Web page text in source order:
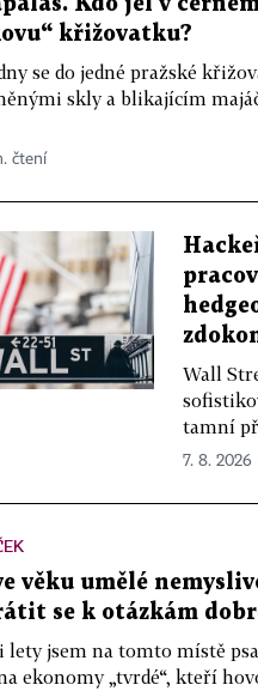
Kdo jel v
křižovatku?
se do jedné pražské
skly a blikajícím
čtení
Wall
tamní
7. 8. 2026
věku umělé
se k otázkám
lety jsem na tomto místě
ekonomy „tvrdé“, kteří